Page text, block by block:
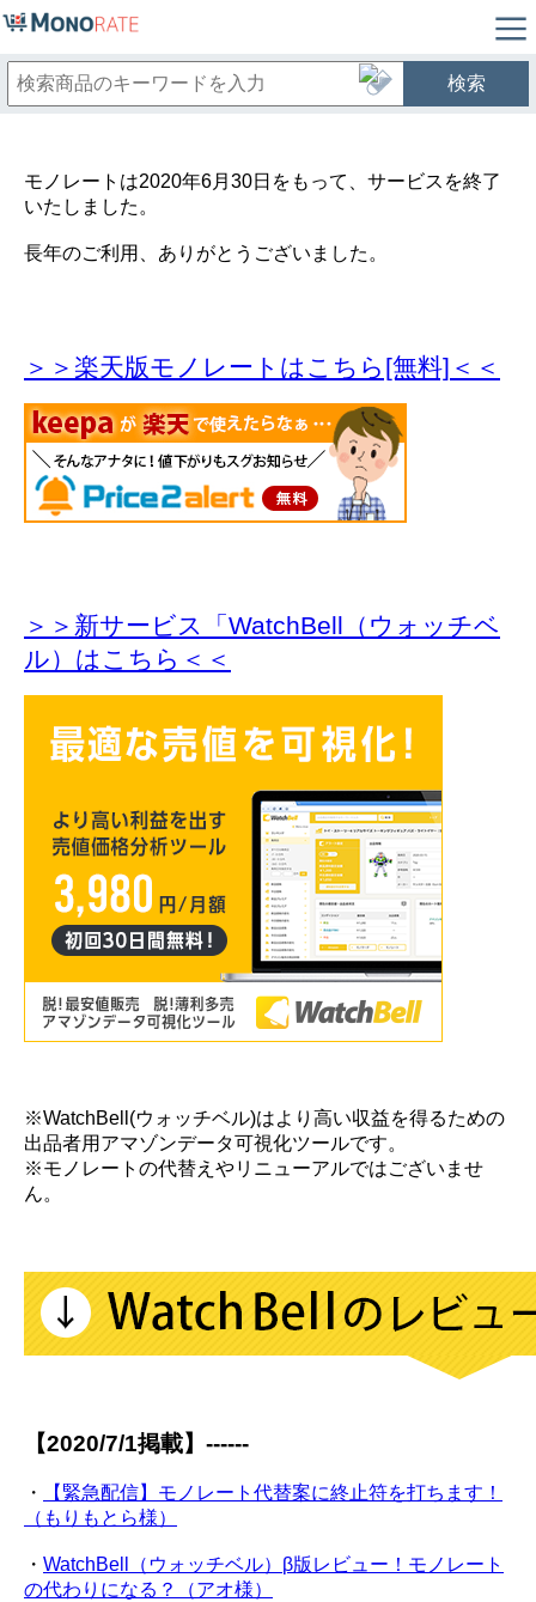
検索
モノレートは2020年6月30日をもって、サービスを終了
いたしました。
長年のご利用、ありがとうございました。
＞＞楽天版モノレートはこちら[無料]＜＜
＞＞新サービス「WatchBell（ウォッチベ
ル）はこちら＜＜
※WatchBell(ウォッチベル)はより高い収益を得るための
出品者用アマゾンデータ可視化ツールです。
※モノレートの代替えやリニューアルではございませ
ん。
【2020/7/1掲載】------
・
【緊急配信】モノレート代替案に終止符を打ちます！
（もりもとら様）
・ WatchBell（ウォッチベル）β版レビュー！モノレート
の代わりになる？（アオ様）